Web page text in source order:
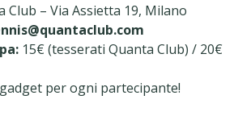
Club – Via Assietta 19, Milano
15€ (tesserati Quanta Club) / 20€
per ogni partecipante!